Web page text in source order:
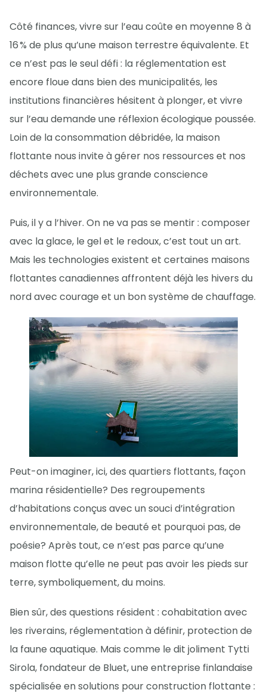
Côté finances, vivre sur l’eau coûte en moyenne 8 à
16 % de plus qu’une maison terrestre équivalente. Et
ce n’est pas le seul défi : la réglementation est
encore floue dans bien des municipalités, les
institutions financières hésitent à plonger, et vivre
sur l’eau demande une réflexion écologique poussée.
Loin de la consommation débridée, la maison
flottante nous invite à gérer nos ressources et nos
déchets avec une plus grande conscience
environnementale.
Puis, il y a l’hiver. On ne va pas se mentir : composer
avec la glace, le gel et le redoux, c’est tout un art.
Mais les technologies existent et certaines maisons
flottantes canadiennes affrontent déjà les hivers du
nord avec courage et un bon système de chauffage.
Peut-on imaginer, ici, des quartiers flottants, façon
marina résidentielle? Des regroupements
d’habitations conçus avec un souci d’intégration
environnementale, de beauté et pourquoi pas, de
poésie? Après tout, ce n’est pas parce qu’une
maison flotte qu’elle ne peut pas avoir les pieds sur
terre, symboliquement, du moins.
Bien sûr, des questions résident : cohabitation avec
les riverains, réglementation à définir, protection de
la faune aquatique. Mais comme le dit joliment Tytti
Sirola, fondateur de Bluet, une entreprise finlandaise
spécialisée en solutions pour construction flottante :